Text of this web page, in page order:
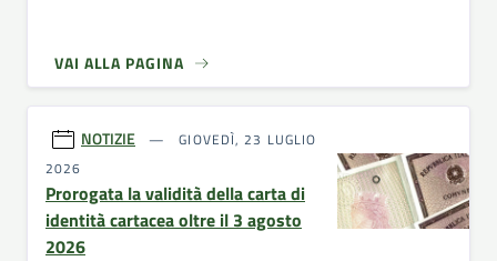
VAI ALLA PAGINA
NOTIZIE
GIOVEDÌ, 23 LUGLIO
2026
Prorogata la validità della carta di
identità cartacea oltre il 3 agosto
2026